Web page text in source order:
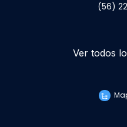
(56)
Ver todos